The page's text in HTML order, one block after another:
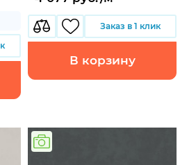
Заказ в 1 клик
В корзину